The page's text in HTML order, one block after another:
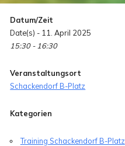
Datum/Zeit
Date(s) - 11. April 2025
15:30 - 16:30
Veranstaltungsort
Schackendorf B-Platz
Kategorien
Training Schackendorf B-Platz